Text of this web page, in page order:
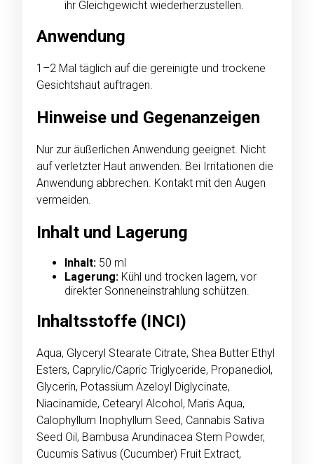
ihr Gleichgewicht wiederherzustellen.
Anwendung
1–2 Mal täglich auf die gereinigte und trockene
Gesichtshaut auftragen.
Hinweise und Gegenanzeigen
Nur zur äußerlichen Anwendung geeignet. Nicht
auf verletzter Haut anwenden. Bei Irritationen die
Anwendung abbrechen. Kontakt mit den Augen
vermeiden.
Inhalt und Lagerung
Inhalt: 50 ml
Lagerung: Kühl und trocken lagern, vor
direkter Sonneneinstrahlung schützen.
Inhaltsstoffe (INCI)
Aqua, Glyceryl Stearate Citrate, Shea Butter Ethyl
Esters, Caprylic/Capric Triglyceride, Propanediol,
Glycerin, Potassium Azeloyl Diglycinate,
Niacinamide, Cetearyl Alcohol, Maris Aqua,
Calophyllum Inophyllum Seed, Cannabis Sativa
Seed Oil, Bambusa Arundinacea Stem Powder,
Cucumis Sativus (Cucumber) Fruit Extract,